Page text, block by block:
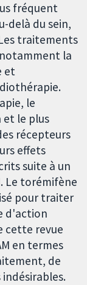
fréquent
delà du sein,
traitements
la
et
le
et le plus
récepteurs
effets
suite à un
Le torémifène
pour traiter
d'action
cette revue
en termes
de